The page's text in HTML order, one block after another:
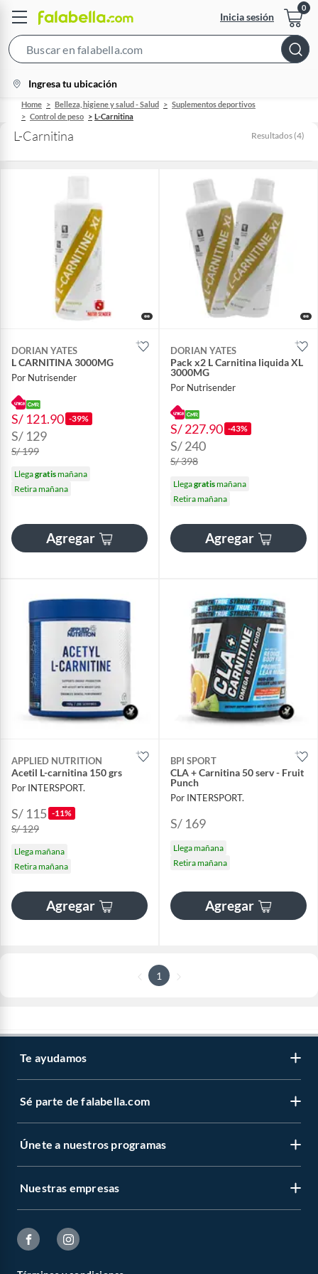
Inicia sesión
Bar
location-
icon
Ingresa tu ubicación
Home Belleza, higiene y salud - Salud
Suplementos deportivos
Control de peso
L-Carnitina
L-Carnitina Resultados (4)
DORIAN YATES
L CARNITINA 3000MG
Por Nutrisender
S/ 121.90 -39%
S/ 129
S/ 199
Llegagratismañana
Retira mañana
Agregar
DORIAN YATES
Pack x2 L Carnitina liquida XL
3000MG
Por Nutrisender
S/ 227.90 -43%
S/ 240
S/ 398
Llegagratismañana
Retira mañana
Agregar
APPLIED NUTRITION
Acetil L-carnitina 150 grs
Por INTERSPORT.
S/ 115 -11%
S/ 129
Llega mañana
Retira mañana
Agregar
BPI SPORT
CLA + Carnitina 50 serv - Fruit
Punch
Por INTERSPORT.
S/ 169
Llega mañana
Retira mañana
Agregar
1
Te ayudamos
Sé parte de falabella.com
Únete a nuestros programas
Nuestras empresas